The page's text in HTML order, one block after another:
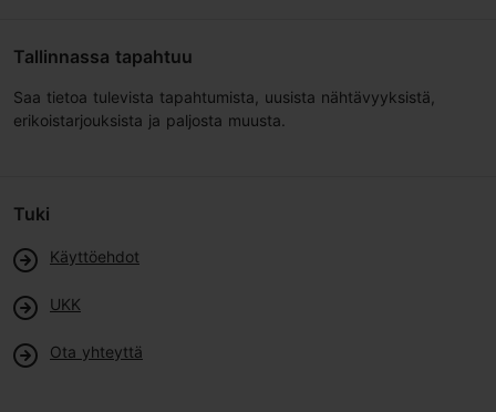
Tallinnassa tapahtuu
Saa tietoa tulevista tapahtumista, uusista nähtävyyksistä,
erikoistarjouksista ja paljosta muusta.
Tuki
Käyttöehdot
UKK
Ota yhteyttä